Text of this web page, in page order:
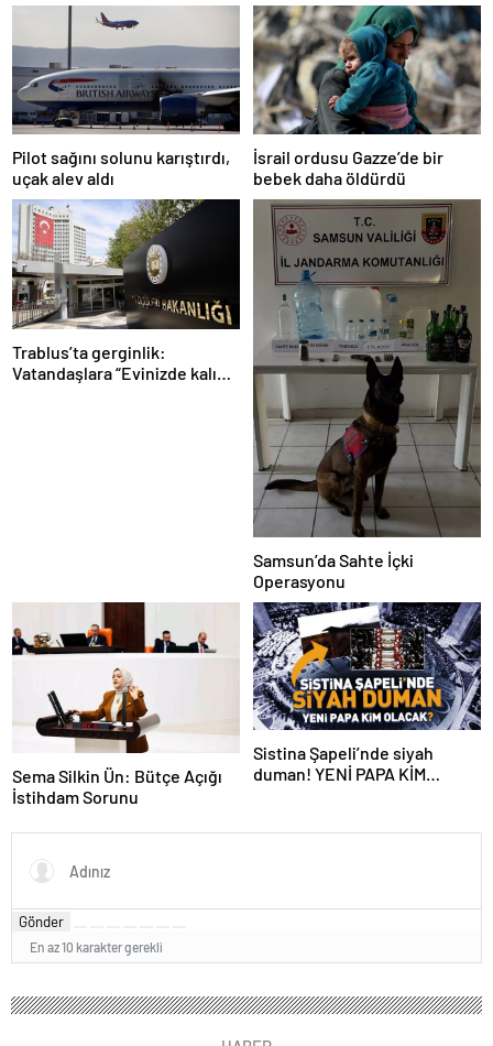
Pilot sağını solunu karıştırdı,
uçak alev aldı
İsrail ordusu Gazze’de bir
bebek daha öldürdü
Trablus’ta gerginlik:
Vatandaşlara “Evinizde kalın”
Samsun’da Sahte İçki
Operasyonu
Sema Silkin Ün: Bütçe Açığı
İstihdam Sorunu
Sistina Şapeli’nde siyah
duman! YENİ PAPA KİM
Gönder
En az 10 karakter gerekli